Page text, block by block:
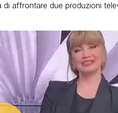
di affrontare due produzioni